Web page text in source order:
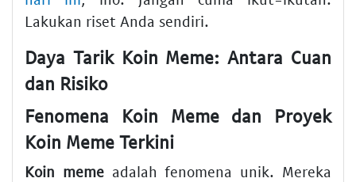
Lakukan riset Anda sendiri.
Daya Tarik Koin Meme: Antara Cuan
dan Risiko
Fenomena Koin Meme dan Proyek
Koin Meme Terkini
Koin memeadalah fenomena unik. Mereka